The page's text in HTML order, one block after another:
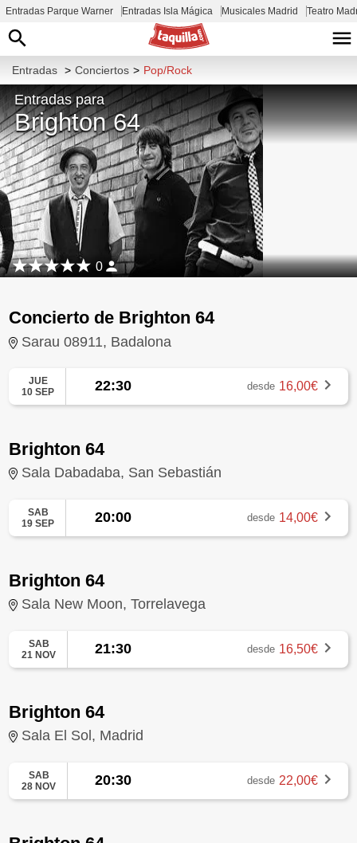
Entradas Parque Warner Entradas Isla Mágica Musicales Madrid Teatro
Entradas > Conciertos > Pop/Rock
Entradas para
Brighton 64
0
Concierto de Brighton 64
Sarau 08911, Badalona
JUE
10 SEP
22:30 desde 16,00€
Brighton 64
Sala Dabadaba, San Sebastián
SAB
19 SEP
20:00 desde 14,00€
Brighton 64
Sala New Moon, Torrelavega
SAB
21 NOV
21:30 desde 16,50€
Brighton 64
Sala El Sol, Madrid
SAB
28 NOV
20:30 desde 22,00€